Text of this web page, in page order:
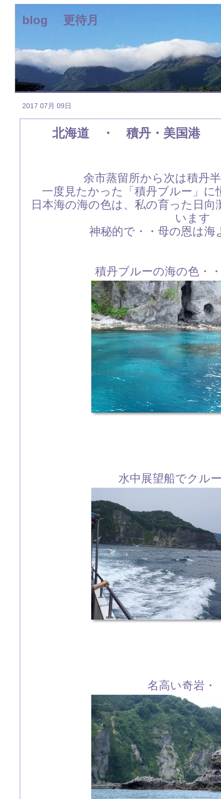
blog 更待月
2017 07月 09日
北海道 ・ 積丹・美国港
余市蒸留所から次は積丹
一度見たかった「積丹ブルー」
日本海の海の色は、私の育った日
います
神秘的で・・母の恩は海
積丹ブルーの海の色・
水中展望船でクル
名高い奇岩・